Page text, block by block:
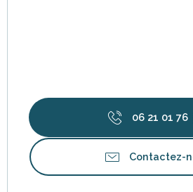
06 21 01 76
Contactez-